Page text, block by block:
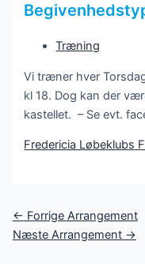
Træning
Vi træner hver
kl 18. Dog kan der
kastellet. – Se evt.
Fredericia Løbeklubs
Post
navigation
← Forrige Arrangement
Næste Arrangement →